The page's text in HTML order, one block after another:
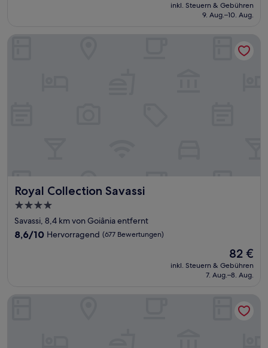
beträgt
inkl. Steuern & Gebühren
9. Aug.–10. Aug.
Royal Collection Savassi
Royal Collection Savassi
4.0-
Sterne-
Unterkunft
Savassi, 8,4 km von Goiânia entfernt
8.6
8,6/10 Hervorragend (677 Bewertungen)
Der
Preis
beträgt
82 €
inkl. Steuern & Gebühren
7. Aug.–8. Aug.
Royal Collection Savassi